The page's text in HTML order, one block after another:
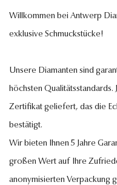
Willkommen bei Antwerp
exklusive Schmuckstücke!
Unsere Diamanten sind
höchsten Qualitätsstandards.
Zertifikat geliefert, das die
bestätigt.
Wir bieten Ihnen 5 Jahre
großen Wert auf Ihre
anonymisierten Verpackung